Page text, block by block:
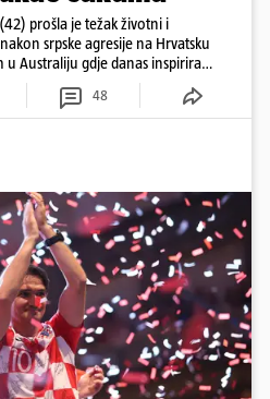
prošla je težak životni i
srpske agresije na Hrvatsku
Australiju gdje danas inspirira
48